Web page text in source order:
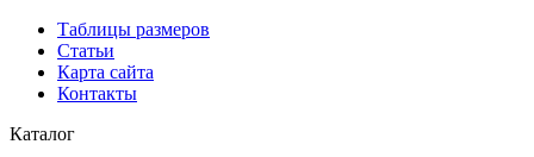
Таблицы размеров
Статьи
Карта сайта
Контакты
Каталог